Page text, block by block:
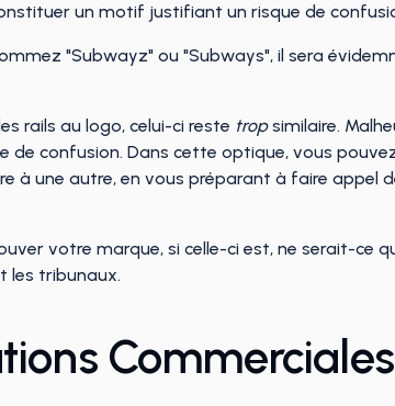
un motif justifiant un risque de
"Subwayz" ou "Subways", il sera
rails au logo, celui-ci reste tropsimilaire.
confusion. Dans cette optique, vous
une autre, en vous préparant à faire appel
votre marque, si celle-ci est, ne serait-ce
les tribunaux.
Commerciales